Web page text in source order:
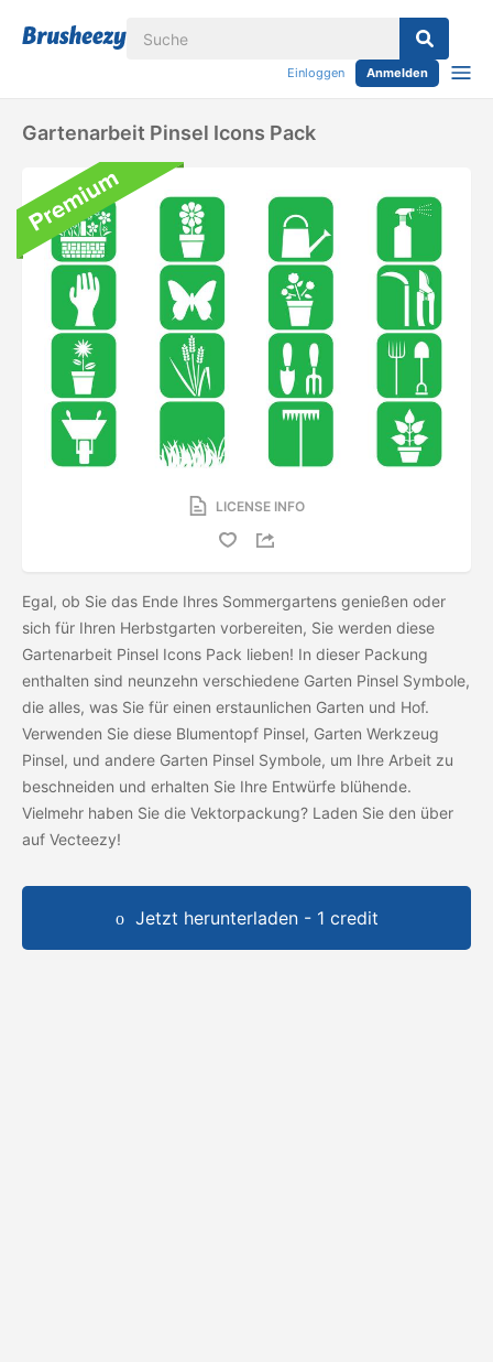
Einloggen Anmelden
Gartenarbeit Pinsel Icons Pack
LICENSE INFO
Egal, ob Sie das Ende Ihres Sommergartens genießen oder
sich für Ihren Herbstgarten vorbereiten, Sie werden diese
Gartenarbeit Pinsel Icons Pack lieben! In dieser Packung
enthalten sind neunzehn verschiedene Garten Pinsel Symbole,
die alles, was Sie für einen erstaunlichen Garten und Hof.
Verwenden Sie diese Blumentopf Pinsel, Garten Werkzeug
Pinsel, und andere Garten Pinsel Symbole, um Ihre Arbeit zu
beschneiden und erhalten Sie Ihre Entwürfe blühende.
Vielmehr haben Sie die Vektorpackung? Laden Sie den über
auf Vecteezy!
Jetzt herunterladen - 1 credit